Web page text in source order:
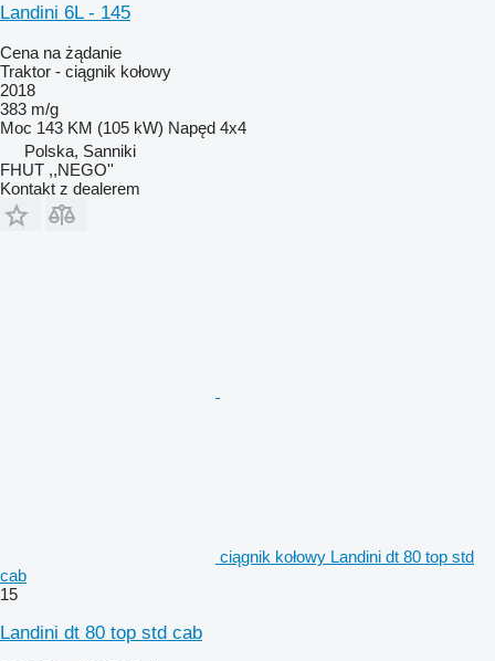
Landini 6L - 145
Cena na żądanie
Traktor - ciągnik kołowy
2018
383 m/g
Moc 143 KM (105 kW) Napęd 4x4
Polska, Sanniki
FHUT ,,NEGO''
Kontakt z dealerem
ciągnik kołowy Landini dt 80 top std
cab
15
Landini dt 80 top std cab